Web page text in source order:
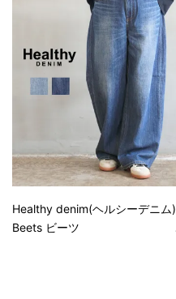
Healthy denim(ヘルシーデニム)
Beets ビーツ